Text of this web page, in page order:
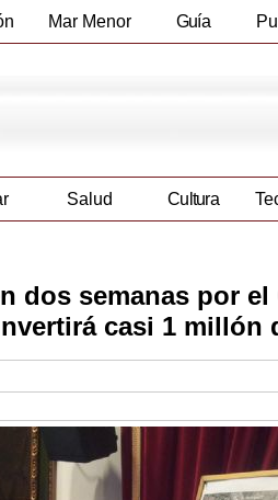
Mar Menor Guía
Salud Cultura
dos semanas por
casi 1 millón